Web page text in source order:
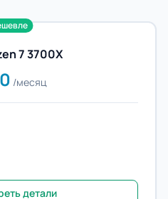
7 3700X
/месяц
детали